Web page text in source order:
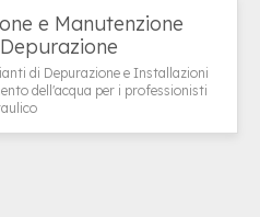
e Manutenzione
di Depurazione e Installazioni
dell'acqua per i professionisti